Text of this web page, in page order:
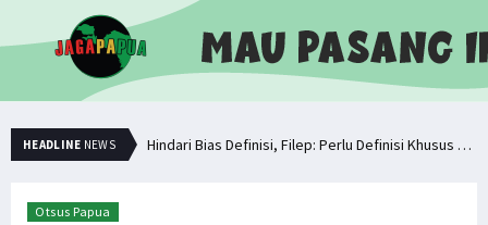
HEADLINE NEWS Simak Opini Senator Filep Soal Cita-Cita Kedamaian di Tanah Papua Hindari Bias Definisi, Filep: Perlu Definisi Khusus Afiliasi KKB
Otsus Papua